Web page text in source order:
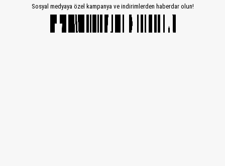
Sosyal medyaya özel kampanya ve indirimlerden haberdar olun!